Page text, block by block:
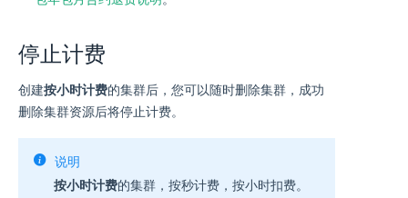
停止计费
创建按小时计费的集群后，您可以随时删除集群，成功
删除集群资源后将停止计费。
说明
按小时计费的集群，按秒计费，按小时扣费。